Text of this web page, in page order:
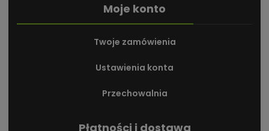
Moje konto
Twoje zamówienia
Ustawienia konta
Przechowalnia
Płatności i dostawa